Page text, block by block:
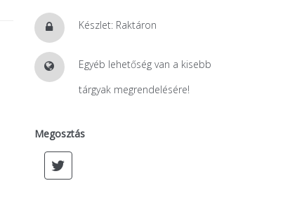
Készlet: Raktáron
Egyéb lehetőség van a kisebb
tárgyak megrendelésére!
Megosztás